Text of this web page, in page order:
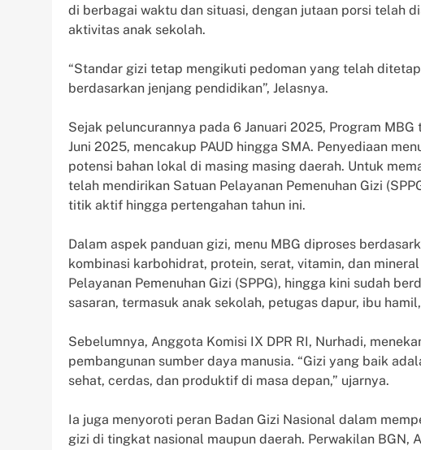
di berbagai waktu dan situasi, dengan jutaan porsi telah
aktivitas anak sekolah.
“Standar gizi tetap mengikuti pedoman yang telah
berdasarkan jenjang pendidikan”, Jelasnya.
Sejak peluncurannya pada 6 Januari 2025, Program
Juni 2025, mencakup PAUD hingga SMA. Penyediaan
potensi bahan lokal di masing masing daerah. Untuk
telah mendirikan Satuan Pelayanan Pemenuhan Gizi
titik aktif hingga pertengahan tahun ini.
Dalam aspek panduan gizi, menu MBG diproses
kombinasi karbohidrat, protein, serat, vitamin, dan
Pelayanan Pemenuhan Gizi (SPPG), hingga kini sudah
sasaran, termasuk anak sekolah, petugas dapur, ibu
Sebelumnya, Anggota Komisi IX DPR RI, Nurhadi,
pembangunan sumber daya manusia. “Gizi yang baik
sehat, cerdas, dan produktif di masa depan,” ujarnya.
Ia juga menyoroti peran Badan Gizi Nasional dalam
gizi di tingkat nasional maupun daerah. Perwakilan BGN,